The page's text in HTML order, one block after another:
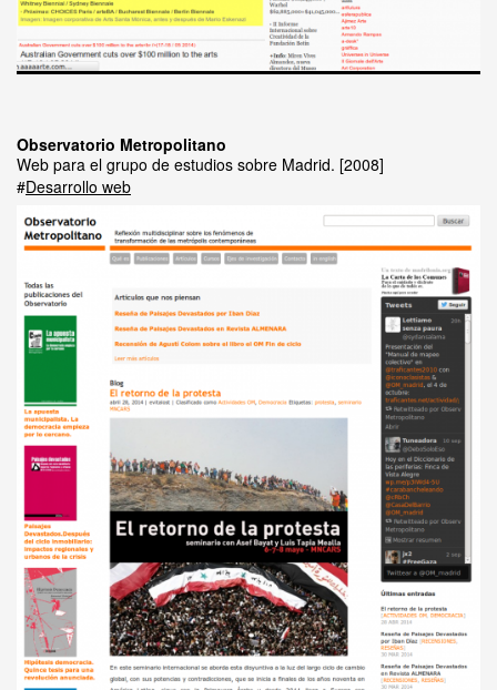
Observatorio Metropolitano
Web para el grupo de estudios sobre Madrid. 2008
Desarrollo web